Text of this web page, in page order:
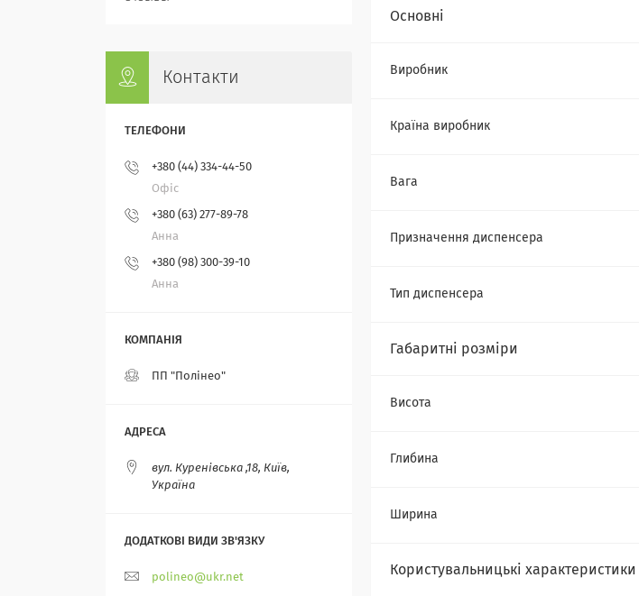
Основні
Виробник
Країна виробник
Вага
Призначення диспенсера
Тип диспенсера
Габаритні розміри
Висота
Глибина
Ширина
Користувальницькі характеристики
Контакти
+380 (44) 334-44-50
Офіс
+380 (63) 277-89-78
Анна
+380 (98) 300-39-10
Анна
ПП "Полінео"
вул. Куренівська ,18, Київ,
Україна
polineo@ukr.net